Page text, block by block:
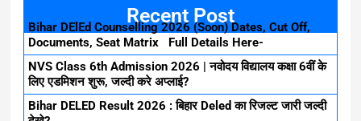
Recent Post
Bihar DElEd Counselling 2026 (Soon) Dates, Cut Off,
Documents, Seat Matrix Full Details Here-
NVS Class 6th Admission 2026 | नवोदय विद्यालय कक्षा 6वीं के
लिए एडमिशन शुरू, जल्दी करे अप्लाई?
Bihar DELED Result 2026 : बिहार Deled का रिजल्ट जारी जल्दी